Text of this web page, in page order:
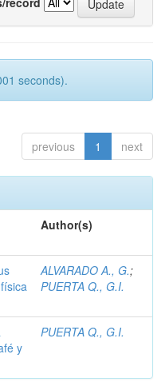
seconds).
previous 1 next
Author(s)
ALVARADO A., G.;
PUERTA Q., G.I.
y
PUERTA Q., G.I.